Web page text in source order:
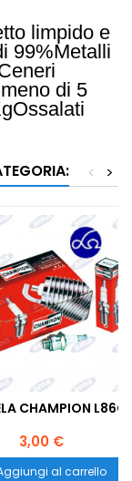
limpido e
99%Metalli
di 5
Ossalati
>
<
CHAMPION L86C
Prezzo
3,00 €
al carrello